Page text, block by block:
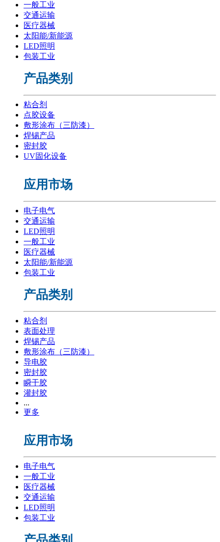
一般工业
交通运输
医疗器械
太阳能/新能源
LED照明
包装工业
产品类别
粘合剂
点胶设备
敷形涂布（三防漆）
焊锡产品
密封胶
UV固化设备
应用市场
电子电气
交通运输
LED照明
一般工业
医疗器械
太阳能/新能源
包装工业
产品类别
粘合剂
表面处理
焊锡产品
敷形涂布（三防漆）
导电胶
密封胶
瞬干胶
灌封胶
...
更多
应用市场
电子电气
一般工业
医疗器械
交通运输
LED照明
包装工业